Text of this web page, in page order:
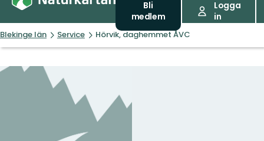
Bli
medlem
Logga
in
Blekinge län Service Hörvik, daghemmet ÅVC